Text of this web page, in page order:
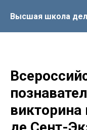
Высшая школа
викторина